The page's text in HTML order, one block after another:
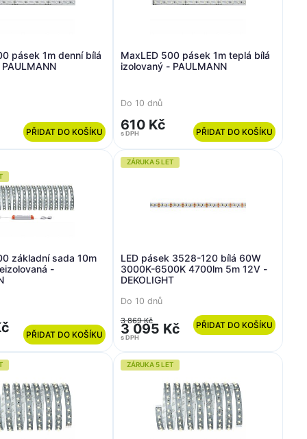
pásek 1m denní bílá
PŘIDAT DO KOŠÍKU
MaxLED 500 pásek 1m teplá bílá
izolovaný - PAULMANN
Do 10 dnů
610 Kč
s DPH PŘIDAT DO KOŠÍKU
základní sada 10m
-
PŘIDAT DO KOŠÍKU
ZÁRUKA 5 LET
LED pásek 3528-120 bílá 60W
3000K-6500K 4700lm 5m 12V -
DEKOLIGHT
Do 10 dnů
3 869 Kč
3 095 Kč
s DPH
PŘIDAT DO KOŠÍKU
ZÁRUKA 5 LET